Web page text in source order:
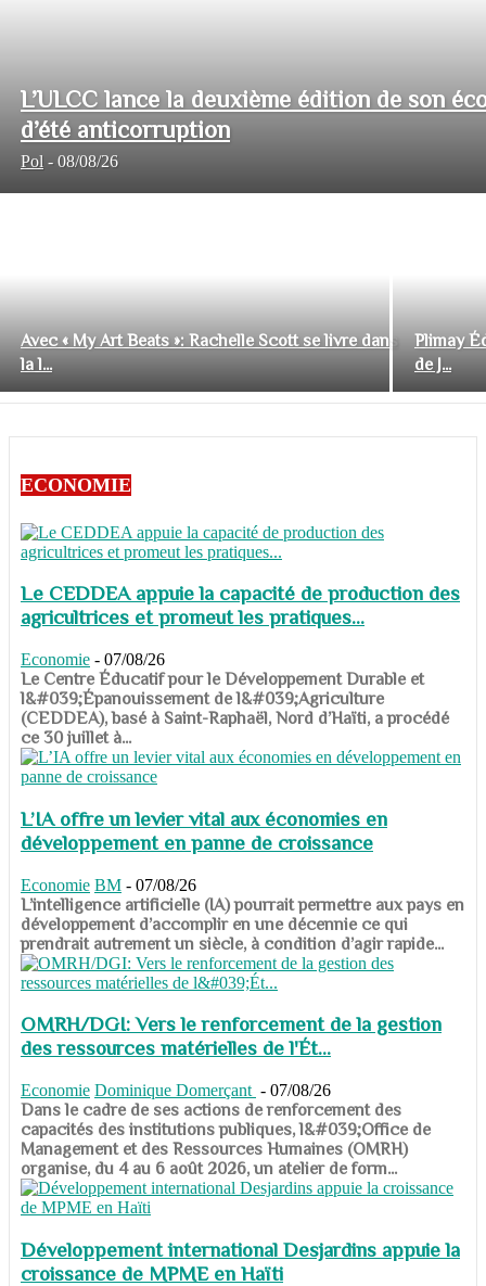
L’ULCC lance la deuxième édition de son
d’été anticorruption
Pol - 08/08/26
Avec « My Art Beats »: Rachelle Scott se livre dans
la l...
Plimay
de J...
ECONOMIE
Le CEDDEA appuie la capacité de production des
agricultrices et promeut les pratiques...
Economie - 07/08/26
​​​​​​​Le Centre Éducatif pour le Développement Durable et
l&#039;Épanouissement de l&#039;Agriculture
(CEDDEA), basé à Saint-Raphaël, Nord d’Haïti, a procédé
ce 30 juillet à...
L’IA offre un levier vital aux économies en
développement en panne de croissance
Economie BM - 07/08/26
​​​​​​​L’intelligence artificielle (IA) pourrait permettre aux pays en
développement d’accomplir en une décennie ce qui
prendrait autrement un siècle, à condition d’agir rapide...
OMRH/DGI: Vers le renforcement de la gestion
des ressources matérielles de l'Ét...
Economie Dominique Domerçant - 07/08/26
Dans le cadre de ses actions de renforcement des
capacités des institutions publiques, l&#039;Office de
Management et des Ressources Humaines (OMRH)
organise, du 4 au 6 août 2026, un atelier de form...
Développement international Desjardins appuie la
croissance de MPME en Haïti